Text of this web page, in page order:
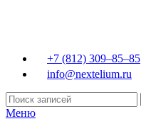
+7 (812) 309–85–85
info@nextelium.ru
Меню